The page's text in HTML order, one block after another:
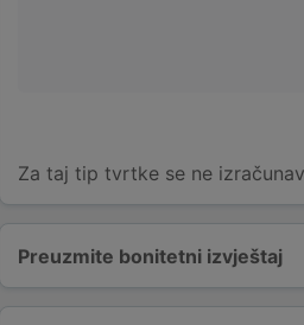
Preuzmite bonitetni izvještaj
Za taj tip tvrtke se ne